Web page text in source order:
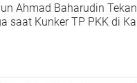
Ahmad Baharudin
saat Kunker TP PKK di